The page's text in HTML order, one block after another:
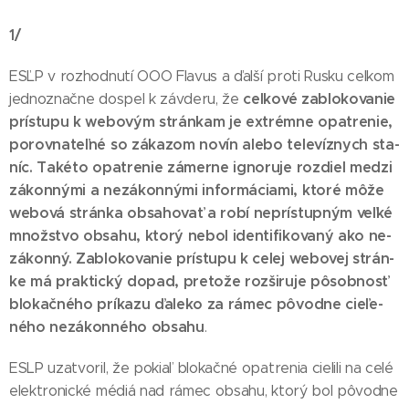
1/
ESĽP v roz­hod­nu­tí OOO Fla­vus a ďal­ší pro­ti Rus­ku cel­kom
jed­noz­nač­ne dos­pel k zá­vde­ru, že cel­ko­vé za­blo­ko­va­nie
prís­tu­pu k webo­vým strán­kam je extrém­ne opat­re­nie,
po­rov­na­teľ­né so zá­ka­zom no­vín ale­bo te­le­víz­nych sta­
níc. Ta­ké­to opat­re­nie zá­mer­ne ig­no­ru­je roz­diel me­dzi
zá­kon­ný­mi a ne­zá­kon­ný­mi in­for­má­cia­mi, kto­ré mô­že
webo­vá strán­ka ob­sa­ho­vať a ro­bí nep­rís­tup­ným veľ­ké
množ­stvo ob­sa­hu, kto­rý ne­bol iden­ti­fi­ko­va­ný ako ne­
zá­kon­ný. Za­blo­ko­va­nie prís­tu­pu k ce­lej webo­vej strán­
ke má prak­tic­ký do­pad, pre­to­že roz­ši­ru­je pô­sob­nosť
blo­kač­né­ho prí­ka­zu ďa­le­ko za rá­mec pô­vod­ne cie­ľe­
né­ho ne­zá­kon­né­ho ob­sa­hu.
ESLP uzat­vo­ril, že po­kiaľ blo­kač­né opat­re­nia cie­li­li na ce­lé
elek­tro­nic­ké mé­diá nad rá­mec ob­sa­hu, kto­rý bol pô­vod­ne